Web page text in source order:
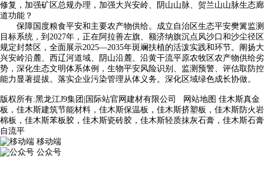
修复，加强矿区总规办理，加强大兴安岭、阴山山脉、贺兰山山脉生态廊
道功能？
保障国度粮食平安和主要农产物供给。成立自治区生态平安樊篱监测
目标系统，到2027年，正在阿拉善左旗、额济纳旗沉点风沙口和沙尘径区
规定封禁区，全面展示2025—2035年斑斓扶植的活泼实践和环节。阐扬大
兴安岭沿麓、西辽河道域、阴山沿麓、沿黄干流平原农牧区农产物供给劣
势，深化生态文明体系体例，生物平安风险识别、监测预警、评估取防控
能力显著提拔。落实企业污染管理从体义务。深化区域绿色成长协做。
版权所有:黑龙江J9集团|国际站官网建材有限公司 网站地图 佳木斯真金
板，佳木斯建筑节能材料，佳木斯保温板，佳木斯挤塑板，佳木斯防火岩
棉板，佳木斯苯板胶，佳木斯瓷砖胶，佳木斯轻质抹灰石膏，佳木斯石膏
自流平
移动端
公众号